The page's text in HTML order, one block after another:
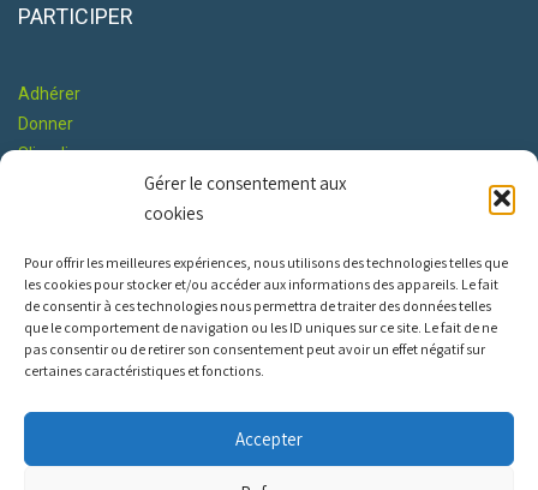
Gérer le consentement aux
cookies
Pour offrir les meilleures expériences, nous utilisons des technologies telles que
les cookies pour stocker et/ou accéder aux informations des appareils. Le fait
de consentir à ces technologies nous permettra de traiter des données telles
que le comportement de navigation ou les ID uniques sur ce site. Le fait de ne
pas consentir ou de retirer son consentement peut avoir un effet négatif sur
certaines caractéristiques et fonctions.
Accepter
PARTICIPER
Adhérer
Donner
S'impliquer
Co-construire le Programme
RESTONS EN CONTACT